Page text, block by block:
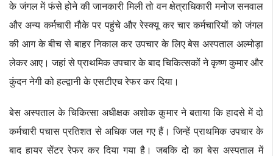
के जंगल में फंसे होने की जानकारी मिली तो वन क्षेत्राधिकारी मनोज सनवाल
और अन्य कर्मचारी मौके पर पहुंचे और रेस्क्यू कर चार कर्मचारियों को जंगल
की आग के बीच से बाहर निकाल कर उपचार के लिए बेस अस्पताल अल्मोड़ा
लेकर आए। जहां से प्राथमिक उपचार के बाद चिकित्सकों ने कृष्ण कुमार और
कुंदन नेगी को हल्द्वानी के एसटीएच रेफर कर दिया।
बेस अस्पताल के चिकित्सा अधीक्षक अशोक कुमार ने बताया कि हादसे में दो
कर्मचारी पचास प्रतिशत से अधिक जल गए हैं। जिन्हें प्राथमिक उपचार के
बाद हायर सेंटर रेफर कर दिया गया है। जबकि दो का बेस अस्पताल में